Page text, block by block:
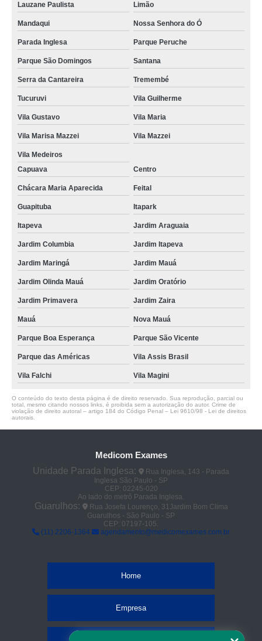
Lauzane Paulista Limão
Mandaqui Nossa Senhora do Ó
Parada Inglesa Parque Peruche
Parque São Domingos Santana
Serra da Cantareira Tremembé
Tucuruvi Vila Guilherme
Vila Gustavo Vila Maria
Vila Marisa Mazzei Vila Mazzei
Vila Medeiros
Capuava
Centro
Chácara Maria Aparecida Feital
Guapituba Itapark
Itapeva Jardim Araguaia
Jardim Columbia Jardim Itapeva
Jardim Maringá Jardim Mauá
Jardim Olinda Mauá Jardim Oratório
Jardim Primavera Jardim Zaira
Mauá Nova Mauá
Parque Boa Esperança Parque São Vicente
Parque das Américas Vila Assis Brasil
Vila Falchi Vila Magini
O conteúdo do texto desta página é de direito reservado. Sua reprodução, parcial ou
total, mesmo citando nossos links, é proibida sem a autorização do autor. Crime de
violação de direito autoral – artigo 184 do Código Penal – Lei 9610/98 - Lei de direitos
autorais
Medicom Exames
Unidade Parada Inglesa:
Rua Inglesa, 143 - Parada
Inglesa São Paulo - SP
CEP: 02245-020
Ao lado do metrô Parada Inglesa.
Guarulhos:
Rua Josefa Lourenço, 31Jardim Bom Clima
Guarulhos - São Paulo - SP
CEP: 07197-105.
(11) 2206-1364
agendamento@medicomexames.com.br
Home
Empresa